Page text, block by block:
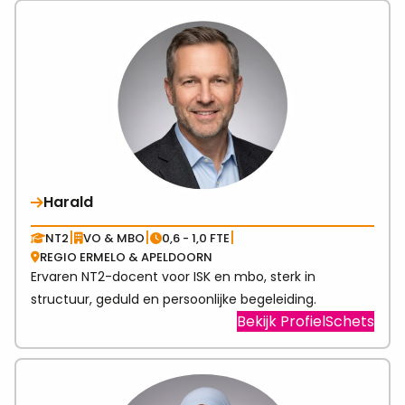
Harald
NT2| VO & MBO| 0,6 - 1,0 FTE|
REGIO ERMELO & APELDOORN
Ervaren NT2-docent voor ISK en mbo, sterk in
structuur, geduld en persoonlijke begeleiding.
Bekijk ProfielSchetsVisit
link